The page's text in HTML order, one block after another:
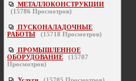
МЕТАЛЛОКОНСТРУКЦИИ
(15786 Просмотров)
ПУСКОНАЛАДОЧНЫЕ
РАБОТЫ
(15718 Просмотров)
ПРОМЫШЛЕННОЕ
ОБОРУДОВАНИЕ
(15707
Просмотров)